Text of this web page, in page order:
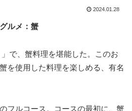
2024.01.28
ルメ：蟹
で、蟹料理を堪能した。このお
を使用した料理を楽しめる、有名
フルコース。コースの最初に、蟹